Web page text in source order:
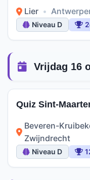
Lier •
Niveau D
Vrijdag 16
Quiz Sint-
Beveren-
Zwijndrecht
Niveau D